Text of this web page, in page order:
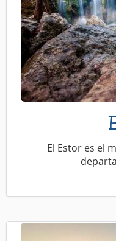
El Estor es el